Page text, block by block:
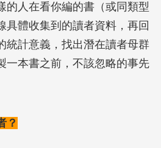
的人在看你編的書（或同類型
具體收集到的讀者資料，再回
統計意義，找出潛在讀者母群
一本書之前，不該忽略的事先
？